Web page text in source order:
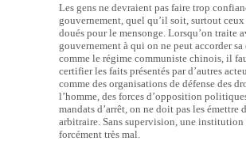
Les gens ne devraient pas faire trop
gouvernement, quel qu’il soit, surtout
doués pour le mensonge. Lorsqu’on traite
gouvernement à qui on ne peut accorder sa
comme le régime communiste chinois, il
certifier les faits présentés par d’autres
comme des organisations de défense des
l’homme, des forces d’opposition
mandats d’arrêt, on ne doit pas les émettre
arbitraire. Sans supervision, une institution
forcément très mal.